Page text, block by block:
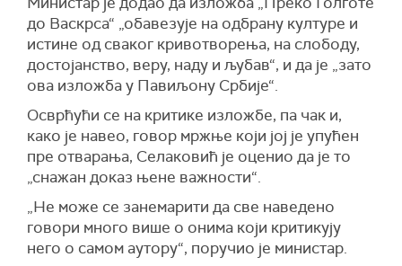
до Васкрса“ „обавезује на одбрану културе и
истине од сваког кривотворења, на слободу,
достојанство, веру, наду и љубав“, и да је „зато
ова изложба у Павиљону Србије“.
Осврћући се на критике изложбе, па чак и,
како је навео, говор мржње који јој је упућен
пре отварања, Селаковић је оценио да је то
„снажан доказ њене важности“.
„Не може се занемарити да све наведено
говори много више о онима који критикују
него о самом аутору“, поручио је министар.